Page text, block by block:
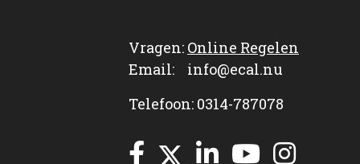
Vragen: Online Regelen
Email: info@ecal.nu
Telefoon: 0314-787078